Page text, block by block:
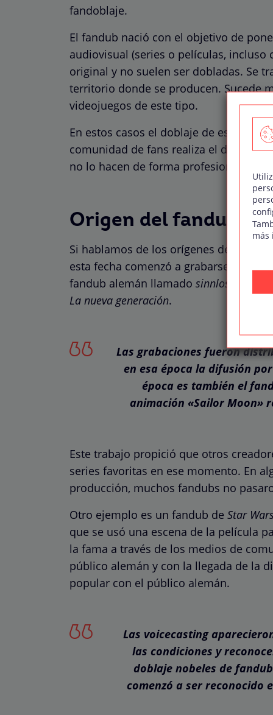
fandoblaje.
El fandub nació con el objetivo de
audiovisual (series o películas,
original y no suelen ser dobladas. Se
territorio donde se producen. Sucede
videojuegos de este tipo.
En estos casos el doblaje de estos
comunidad de fans realiza el doblaje
no lo hacen de forma profesional.
Origen del fandub
Si hablamos de los orígenes del
esta fecha comenzó a grabarse uno
fandub alemán llamado sinnlos im
La nueva generación.
Las grabaciones fueron
en esa época la difusión
época es también el
animación «Sailor Moon»
Este trabajo propició que otros
series favoritas en ese momento. En
producción, muchos fandubs no
Otro ejemplo es un fandub de Star Wars
que se usó una escena de la película
la fama a través de los medios de
público alemán y con la llegada de la
popular con el público alemán.
Las voicecasting
las condiciones y
doblaje nobeles de
comenzó a ser reconocido
más